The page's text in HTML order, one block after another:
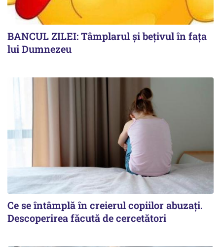
BANCUL ZILEI: Tâmplarul și bețivul în fața
lui Dumnezeu
Ce se întâmplă în creierul copiilor abuzați.
Descoperirea făcută de cercetători